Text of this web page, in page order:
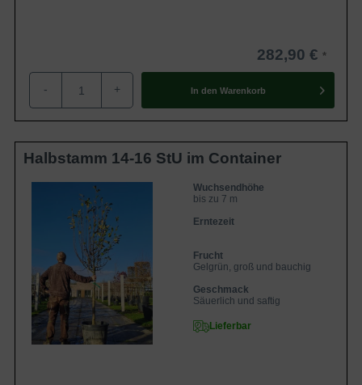
282,90 €
- + In den Warenkorb
Halbstamm 14-16 StU im Container
Wuchsendhöhe
bis zu 7 m
Erntezeit
Frucht
Gelgrün, groß und bauchig
Geschmack
Säuerlich und saftig
Lieferbar